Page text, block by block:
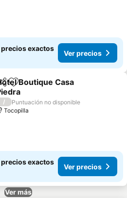
exactos
Ver precios
Agregar a favoritos
Boutique Casa
precios
/
Puntuación no disponible
Tocopilla
exactos
Ver precios
Ver más